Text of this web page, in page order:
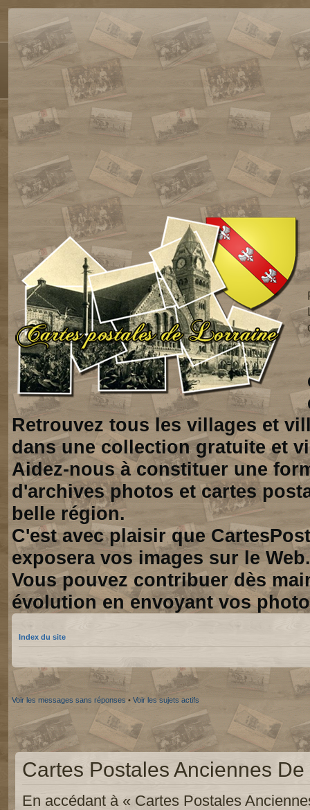
Retrouvez tous les villages et
dans une collection gratuite et
Aidez-nous à constituer une
d'archives photos et cartes
belle région.
C'est avec plaisir que
exposera vos images sur le Web.
Vous pouvez contribuer dès
évolution en envoyant vos
Index du site
Voir les messages sans réponses • Voir les sujets actifs
Cartes Postales Anciennes
En accédant à « Cartes Postales